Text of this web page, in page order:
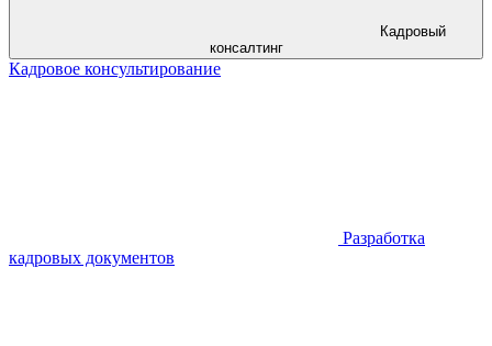
консалтинг
Кадровое консультирование
Разработка
кадровых документов